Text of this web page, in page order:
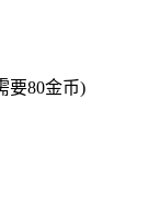
要80金币)